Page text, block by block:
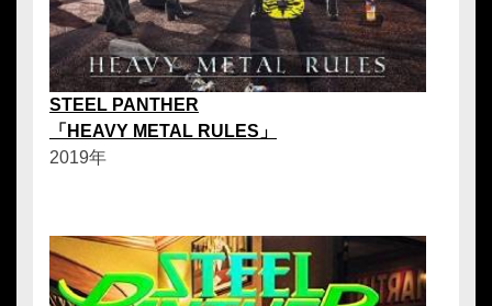
STEEL PANTHER
「HEAVY METAL RULES」
2019年